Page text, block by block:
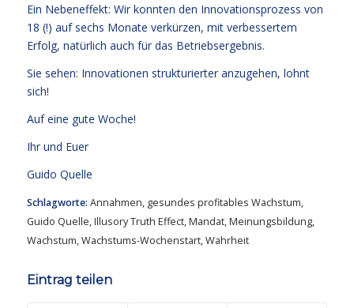
Ein Nebeneffekt: Wir konnten den Innovationsprozess von
18 (!) auf sechs Monate verkürzen, mit verbessertem
Erfolg, natürlich auch für das Betriebsergebnis.
Sie sehen: Innovationen strukturierter anzugehen, lohnt
sich!
Auf eine gute Woche!
Ihr und Euer
Guido Quelle
Schlagworte: Annahmen, gesundes profitables Wachstum,
Guido Quelle,Illusory Truth Effect,Mandat,Meinungsbildung,
Wachstum,Wachstums-Wochenstart,Wahrheit
Eintrag teilen